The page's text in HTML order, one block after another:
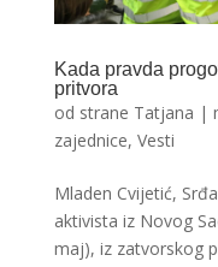
Kada pravda
pritvora
od strane Tatjana |
zajednice, Vesti
Mladen Cvijetić,
aktivista iz Novog
maj), iz zatvorskog